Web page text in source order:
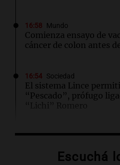
16:58 Mundo
Comienza ensayo de
cáncer de colon antes
16:54 Sociedad
El sistema Lince
“Pescado”, prófugo
“Lichi” Romero
16:53 Mundo
de los
Escuchá